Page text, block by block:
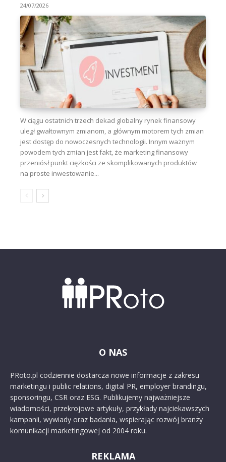
24/07/2026
W ciągu ostatnich trzech dekad globalny rynek finansowy
uległ gwałtownym zmianom, a głównym motorem tych zmian
jest dostęp do nowoczesnych technologii. Innym ważnym
powodem tych zmian jest fakt, że marketing finansowy
przeniósł punkt ciężkości ze skomplikowanych produktów
na proste inwestowanie...
O NAS
PRoto.pl codziennie dostarcza nowe informacje z zakresu
marketingu i public relations, digital PR, employer brandingu,
sponsoringu, CSR oraz ESG. Publikujemy najważniejsze
wiadomości, przekrojowe artykuły, przykłady najciekawszych
kampanii, wywiady oraz badania, wspierając rozwój branży
komunikacji marketingowej od 2004 roku.
REKLAMA